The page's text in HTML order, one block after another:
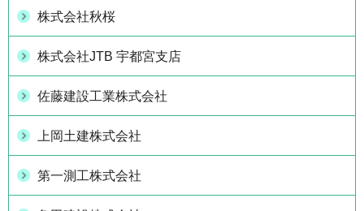
株式会社秋桜
株式会社JTB 宇都宮支店
佐藤建設工業株式会社
上岡土建株式会社
第一測工株式会社